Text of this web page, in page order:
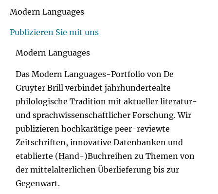
Modern Languages
Publizieren Sie mit uns
Modern Languages
Das Modern Languages-Portfolio von De
Gruyter Brill verbindet jahrhundertealte
philologische Tradition mit aktueller literatur-
und sprachwissenschaftlicher Forschung. Wir
publizieren hochkarätige peer-reviewte
Zeitschriften, innovative Datenbanken und
etablierte (Hand-)Buchreihen zu Themen von
der mittelalterlichen Überlieferung bis zur
Gegenwart.